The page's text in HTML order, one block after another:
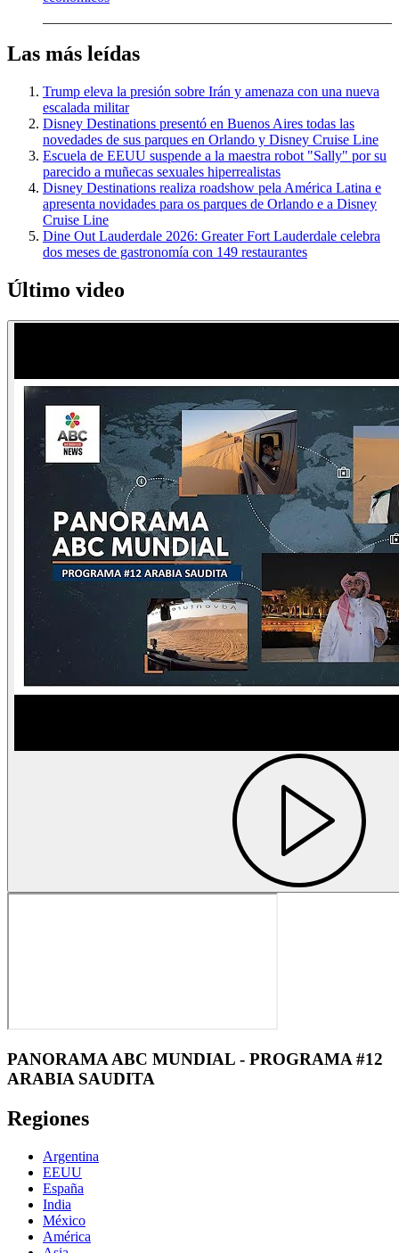
Las más leídas
Trump eleva la presión sobre Irán y amenaza con una nueva
escalada militar
Disney Destinations presentó en Buenos Aires todas las
novedades de sus parques en Orlando y Disney Cruise Line
Escuela de EEUU suspende a la maestra robot "Sally" por su
parecido a muñecas sexuales hiperrealistas
Disney Destinations realiza roadshow pela América Latina e
apresenta novidades para os parques de Orlando e a Disney
Cruise Line
Dine Out Lauderdale 2026: Greater Fort Lauderdale celebra
dos meses de gastronomía con 149 restaurantes
Último video
PANORAMA ABC MUNDIAL - PROGRAMA #12
ARABIA SAUDITA
Regiones
Argentina
EEUU
España
India
México
América